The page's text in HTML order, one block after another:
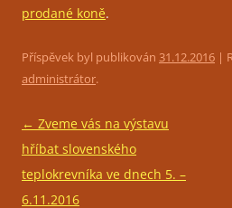
prodané koně.
Příspěvek byl publikován 31.12.2016 |
administrátor.
Navigace
pro
příspěvky
← Zveme vás na výstavu
hříbat slovenského
teplokrevníka ve dnech 5. –
6.11.2016